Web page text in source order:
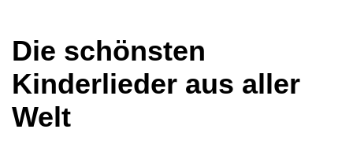
Die schönsten
Kinderlieder aus aller
Welt